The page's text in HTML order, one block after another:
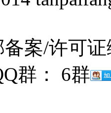
备案/许可
群： 6群